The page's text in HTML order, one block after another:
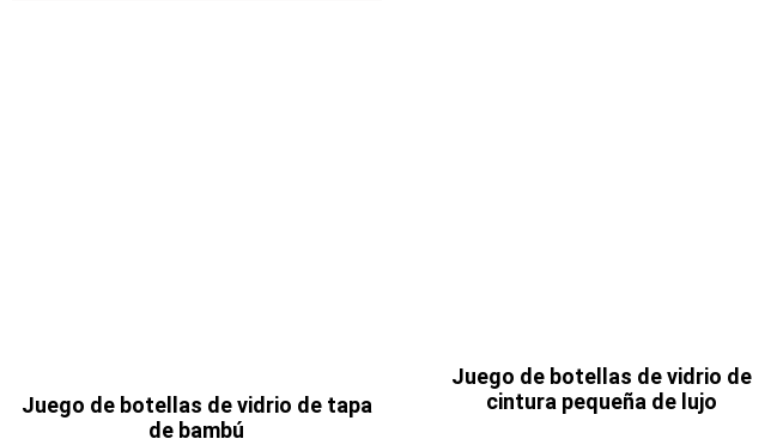
Juego de botellas de vidrio de tapa
de bambú
Juego de botellas de vidrio de
cintura pequeña de lujo